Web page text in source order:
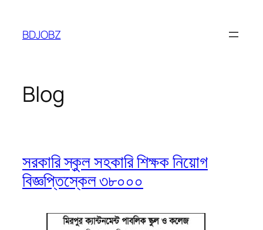
content
BDJOBZ
Blog
সরকারি স্কুল সহকারি শিক্ষক নিয়োগ
বিজ্ঞপ্তিস্কেল ৩৮০০০